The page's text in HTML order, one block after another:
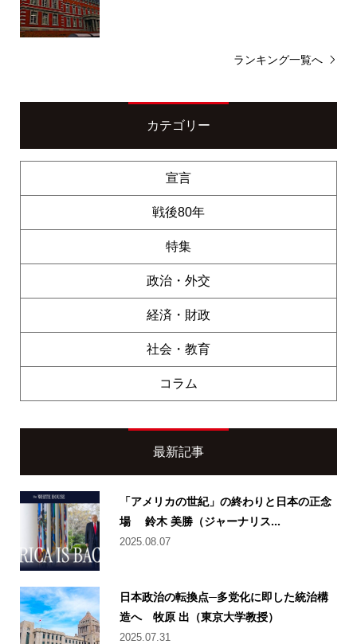
ランキング一覧へ
カテゴリー
宣言
戦後80年
特集
政治・外交
経済・財政
社会・教育
コラム
最新記事
「アメリカの世紀」の終わりと日本の正念
場 鈴木 美勝（ジャーナリス...
2025.08.07
日本政治の転換点─多党化に即した統治構
造へ 牧原 出（東京大学教授）
2025.07.31